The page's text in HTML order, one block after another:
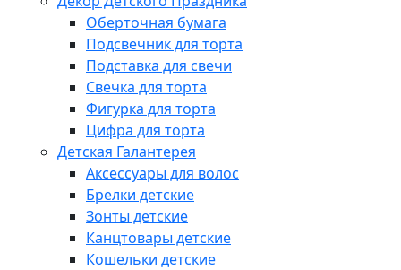
Оберточная бумага
Подсвечник для торта
Подставка для свечи
Свечка для торта
Фигурка для торта
Цифра для торта
Детская Галантерея
Аксессуары для волос
Брелки детские
Зонты детские
Канцтовары детские
Кошельки детские